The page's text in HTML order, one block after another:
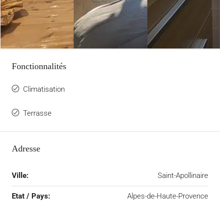
Fonctionnalités
Climatisation
Terrasse
Adresse
Ville: Saint-Apollinaire
Etat / Pays: Alpes-de-Haute-Provence